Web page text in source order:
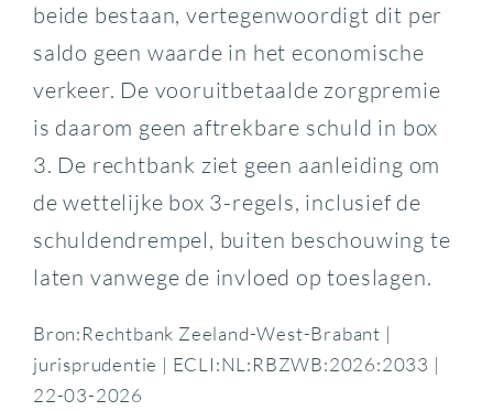
beide bestaan, vertegenwoordigt dit per
saldo geen waarde in het economische
verkeer. De vooruitbetaalde zorgpremie
is daarom geen aftrekbare schuld in box
3. De rechtbank ziet geen aanleiding om
de wettelijke box 3-regels, inclusief de
schuldendrempel, buiten beschouwing te
laten vanwege de invloed op toeslagen.
Bron:Rechtbank Zeeland-West-Brabant |
jurisprudentie | ECLI:NL:RBZWB:2026:2033 |
22-03-2026